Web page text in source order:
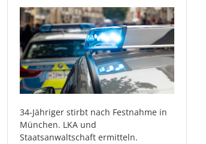
34-Jähriger stirbt nach Festnahme in
München. LKA und
Staatsanwaltschaft ermitteln.